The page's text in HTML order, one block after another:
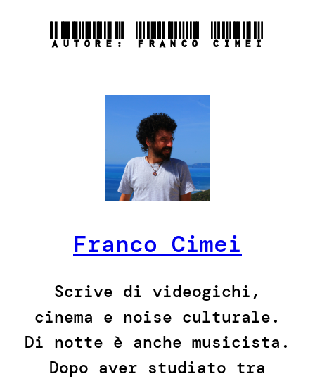
AUTORE:FRANCO CIMEI
Franco Cimei
Scrive di videogichi,
cinema e noise culturale.
Di notte è anche musicista.
Dopo aver studiato tra